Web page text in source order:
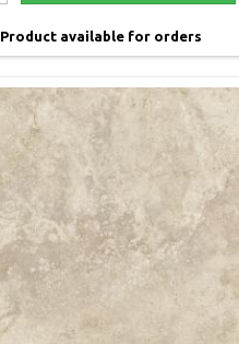
Product available for orders